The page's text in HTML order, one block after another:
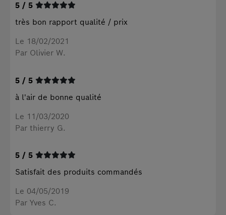
5 / 5
très bon rapport qualité / prix
Le 18/02/2021
Par Olivier W.
5 / 5
à l'air de bonne qualité
Le 11/03/2020
Par thierry G.
5 / 5
Satisfait des produits commandés
Le 04/05/2019
Par Yves C.